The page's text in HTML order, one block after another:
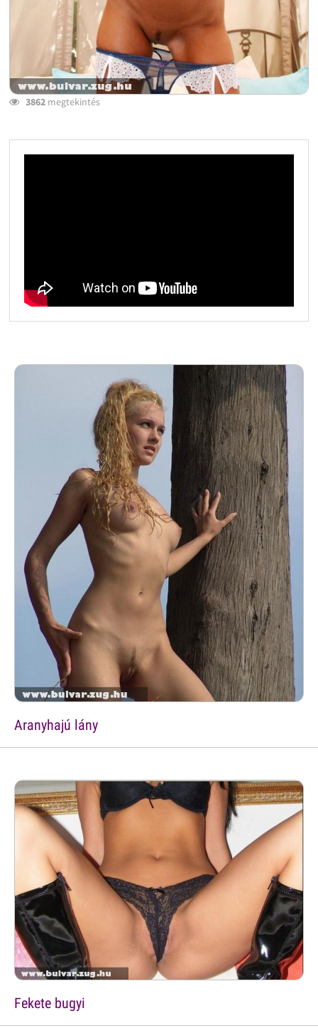
3862megtekintés
Aranyhajú lány
Fekete bugyi